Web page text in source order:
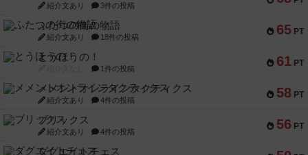
紹介文あり 3件の投稿
65 PT
ふたつの街の物語
紹介文あり 18件の投稿
61 PT
とうほうの！
1件の投稿
58 PT
メメントオンラインタクティクス
紹介文あり 4件の投稿
56 PT
ブリックス
紹介文あり 4件の投稿
ダグエイトチェス